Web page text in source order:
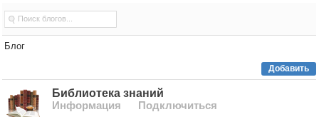
Блог
Добавить
Библиотека знаний
Информация
Подключиться